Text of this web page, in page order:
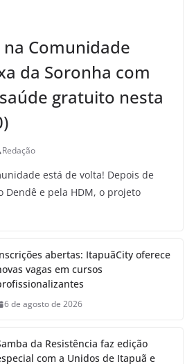
na Comunidade
da Soronha com
gratuito nesta
Redação
está de volta! Depois de
Dendê e pela HDM, o projeto
abertas: ItapuãCity oferece
vagas em cursos
6 de agosto de 2026
da Resistência faz edição
com a Unidos de Itapuã e